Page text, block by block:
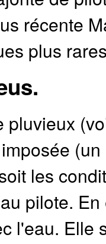
récente
plus
pluvieux
les
pilote.
l'eau. Elle